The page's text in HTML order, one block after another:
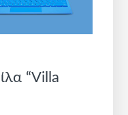
“Villa